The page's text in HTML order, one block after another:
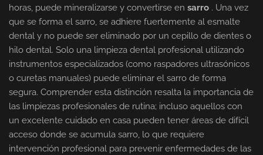
horas, puede mineralizarse y convertirse en sarro . Una vez
que se forma el sarro, se adhiere fuertemente al esmalte
dental y no puede ser eliminado por un cepillo de dientes o
hilo dental. Solo una limpieza dental profesional utilizando
instrumentos especializados (como raspadores ultrasónicos
o curetas manuales) puede eliminar el sarro de forma
segura. Comprender esta distinción resalta la importancia de
las limpiezas profesionales de rutina; incluso aquellos con
un excelente cuidado en casa pueden tener áreas de difícil
acceso donde se acumula sarro, lo que requiere
intervención profesional para prevenir enfermedades de las